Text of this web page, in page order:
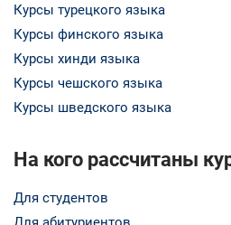
Курсы турецкого языка
Курсы финского языка
Курсы хинди языка
Курсы чешского языка
Курсы шведского языка
На кого рассчитаны
Для студентов